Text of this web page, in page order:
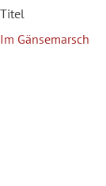
Titel
Im Gänsemarsch